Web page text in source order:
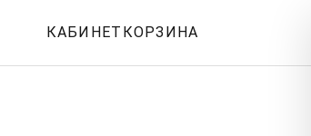
КАБИНЕТ КОРЗИНА